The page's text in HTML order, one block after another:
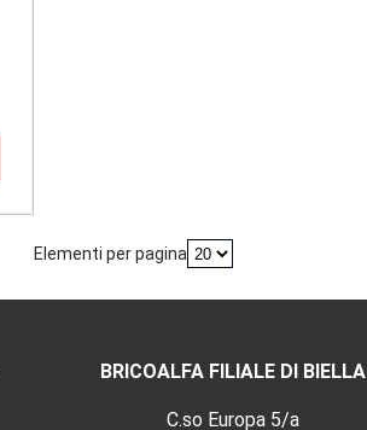
Elementi per pagina
BRICOALFA FILIALE DI BIELLA
C.so Europa 5/a